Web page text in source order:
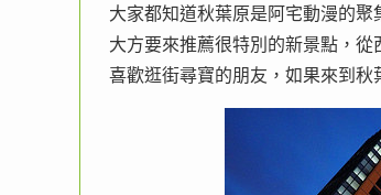
大家都知道秋葉原是阿宅動漫的聚
大方要來推薦很特別的新景點，從
喜歡逛街尋寶的朋友，如果來到秋